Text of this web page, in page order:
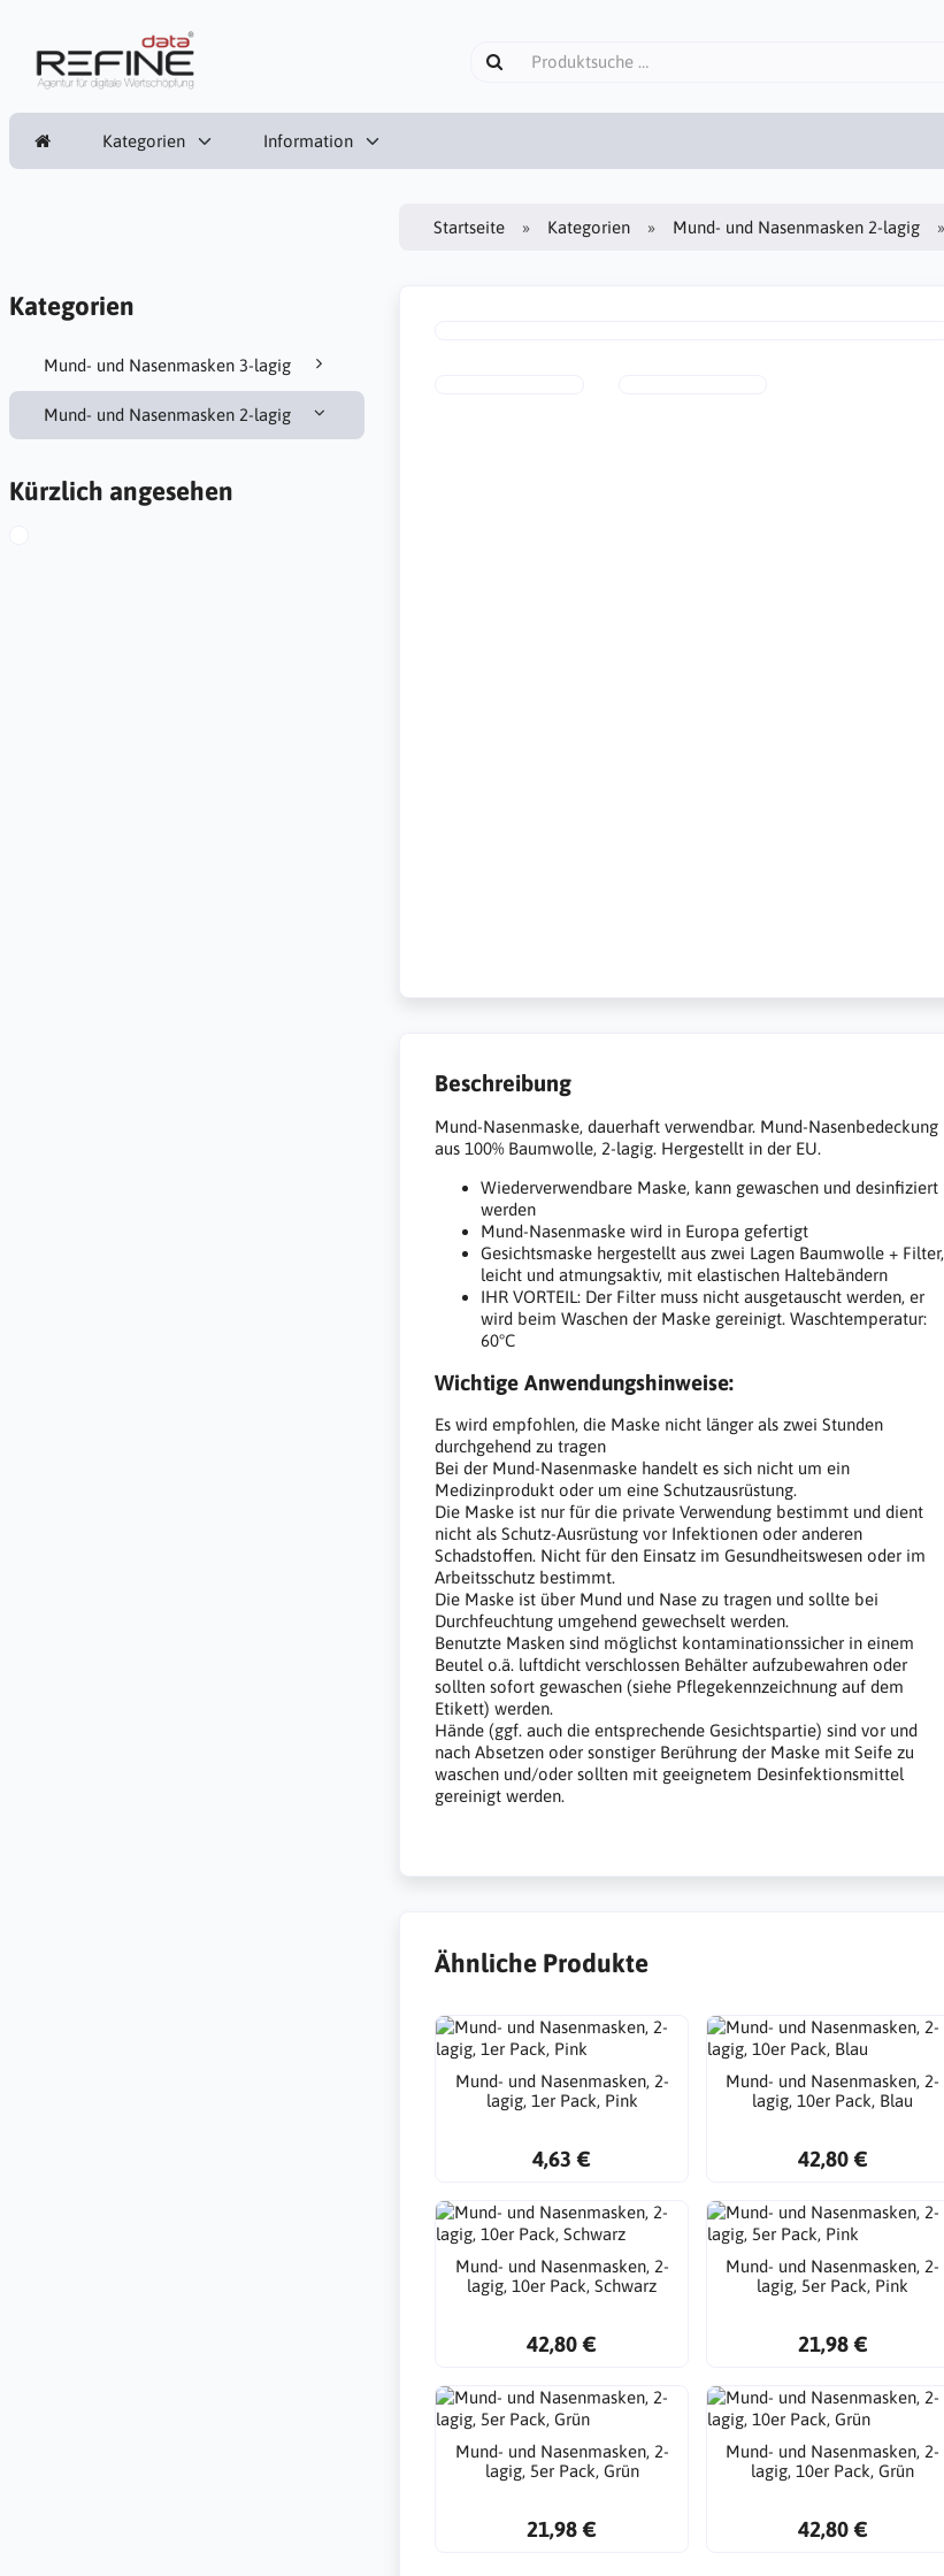
Kategorien Information
Kategorien
Mund- und Nasenmasken 3-lagig
Mund- und Nasenmasken 2-lagig
Kürzlich angesehen
Startseite Kategorien Mund- und Nasenmasken 2-lagig
Beschreibung
Mund-Nasenmaske, dauerhaft verwendbar. Mund-Nasenbedeckung
aus 100% Baumwolle, 2-lagig. Hergestellt in der EU.
Wiederverwendbare Maske, kann gewaschen und desinfiziert
werden
Mund-Nasenmaske wird in Europa gefertigt
Gesichtsmaske hergestellt aus zwei Lagen Baumwolle + Filter,
leicht und atmungsaktiv, mit elastischen Haltebändern
IHR VORTEIL: Der Filter muss nicht ausgetauscht werden, er
wird beim Waschen der Maske gereinigt. Waschtemperatur:
60°C
Wichtige Anwendungshinweise:
Es wird empfohlen, die Maske nicht länger als zwei Stunden
durchgehend zu tragen
Bei der Mund-Nasenmaske handelt es sich nicht um ein
Medizinprodukt oder um eine Schutzausrüstung.
Die Maske ist nur für die private Verwendung bestimmt und dient
nicht als Schutz-Ausrüstung vor Infektionen oder anderen
Schadstoffen. Nicht für den Einsatz im Gesundheitswesen oder im
Arbeitsschutz bestimmt.
Die Maske ist über Mund und Nase zu tragen und sollte bei
Durchfeuchtung umgehend gewechselt werden.
Benutzte Masken sind möglichst kontaminationssicher in einem
Beutel o.ä. luftdicht verschlossen Behälter aufzubewahren oder
sollten sofort gewaschen (siehe Pflegekennzeichnung auf dem
Etikett) werden.
Hände (ggf. auch die entsprechende Gesichtspartie) sind vor und
nach Absetzen oder sonstiger Berührung der Maske mit Seife zu
waschen und/oder sollten mit geeignetem Desinfektionsmittel
gereinigt werden.
Ähnliche Produkte
Mund- und Nasenmasken, 2-
lagig, 1er Pack, Pink
4,63 €
Mund- und Nasenmasken, 2-
lagig, 10er Pack, Blau
42,80 €
Mund- und Nasenmasken, 2-
lagig, 10er Pack, Schwarz
42,80 €
Mund- und Nasenmasken, 2-
lagig, 5er Pack, Pink
21,98 €
Mund- und Nasenmasken, 2-
lagig, 5er Pack, Grün
21,98 €
Mund- und Nasenmasken, 2-
lagig, 10er Pack, Grün
42,80 €